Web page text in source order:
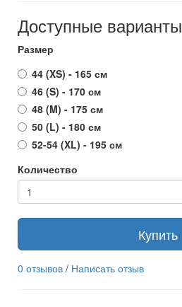
Доступные варианты
Размер
44 (XS) - 165 см
46 (S) - 170 см
48 (M) - 175 см
50 (L) - 180 см
52-54 (XL) - 195 см
Количество
Купить
0 отзывов / Написать отзыв